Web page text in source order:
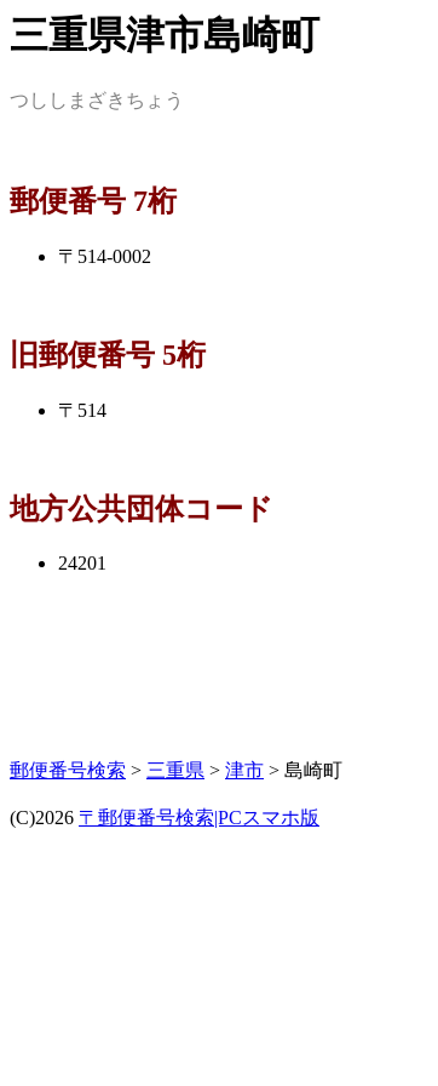
三重県津市島崎町
つししまざきちょう
郵便番号 7桁
〒514-0002
旧郵便番号 5桁
〒514
地方公共団体コード
24201
郵便番号検索 > 三重県 > 津市 > 島崎町
(C)2026 〒郵便番号検索|PCスマホ版